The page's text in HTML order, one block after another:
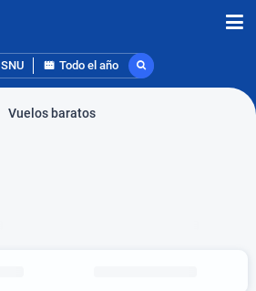
SNU Todo el año
Vuelos baratos